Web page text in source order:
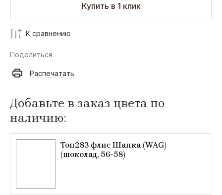
Купить в 1 клик
К сравнению
Поделиться
Распечатать
Добавьте в заказ цвета по
наличию:
Топ283 флис Шапка (WAG)
(шоколад, 56-58)